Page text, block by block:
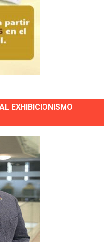
EXHIBICIONISMO